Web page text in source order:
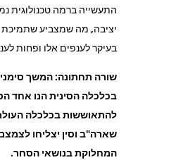
התעשייה ברמה טכנולוגית
יציבה, מה שמצביע שתמיכת
בעיקר לענפים אלו ופחות
שורה תחתונה: המשך
בכלכלה הסינית הנו אחד
להתאוששות בכלכלה
שארה"ב וסין יצליחו
המחלוקת בנושאי הסחר.